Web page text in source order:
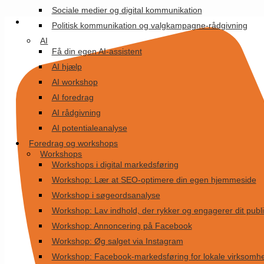
Sociale medier og digital kommunikation
Politisk kommunikation og valgkampagne-rådgivning
AI
Få din egen AI-assistent
AI hjælp
AI workshop
AI foredrag
AI rådgivning
AI potentialeanalyse
Foredrag og workshops
Workshops
Workshops i digital markedsføring
Workshop: Lær at SEO-optimere din egen hjemmeside
Workshop i søgeordsanalyse
Workshop: Lav indhold, der rykker og engagerer dit
Workshop: Annoncering på Facebook
Workshop: Øg salget via Instagram
Workshop: Facebook-markedsføring for lokale